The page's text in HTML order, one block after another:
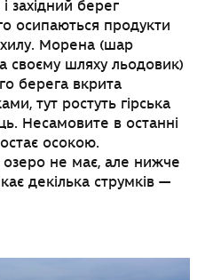
західний берег
осипаються продукти
Морена (шар
своєму шляху льодовик)
берега вкрита
тут ростуть гірська
Несамовите в останні
осокою.
озеро не має, але нижче
декілька струмків —